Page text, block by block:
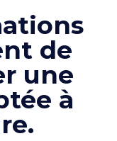
de
une
à